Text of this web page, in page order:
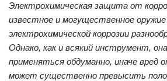
Электрохимическая защита от
известное и могущественное
электрохимической коррозии
Однако, как и всякий инструмент,
применяться обдуманно, иначе вред
может существенно превысить